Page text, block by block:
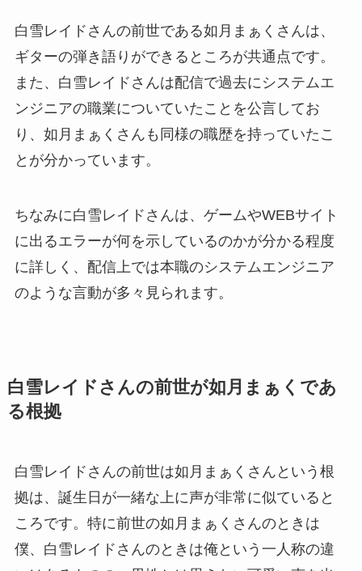
白雪レイドさんの前世である如月まぁくさんは、
ギターの弾き語りができるところが共通点です。
また、白雪レイドさんは配信で過去にシステムエ
ンジニアの職業についていたことを公言してお
り、如月まぁくさんも同様の職歴を持っていたこ
とが分かっています。
ちなみに白雪レイドさんは、ゲームやWEBサイト
に出るエラーが何を示しているのかが分かる程度
に詳しく、配信上では本職のシステムエンジニア
のような言動が多々見られます。
白雪レイドさんの前世が如月まぁくであ
る根拠
白雪レイドさんの前世は如月まぁくさんという根
拠は、誕生日が一緒な上に声が非常に似ていると
ころです。特に前世の如月まぁくさんのときは
僕、白雪レイドさんのときは俺という一人称の違